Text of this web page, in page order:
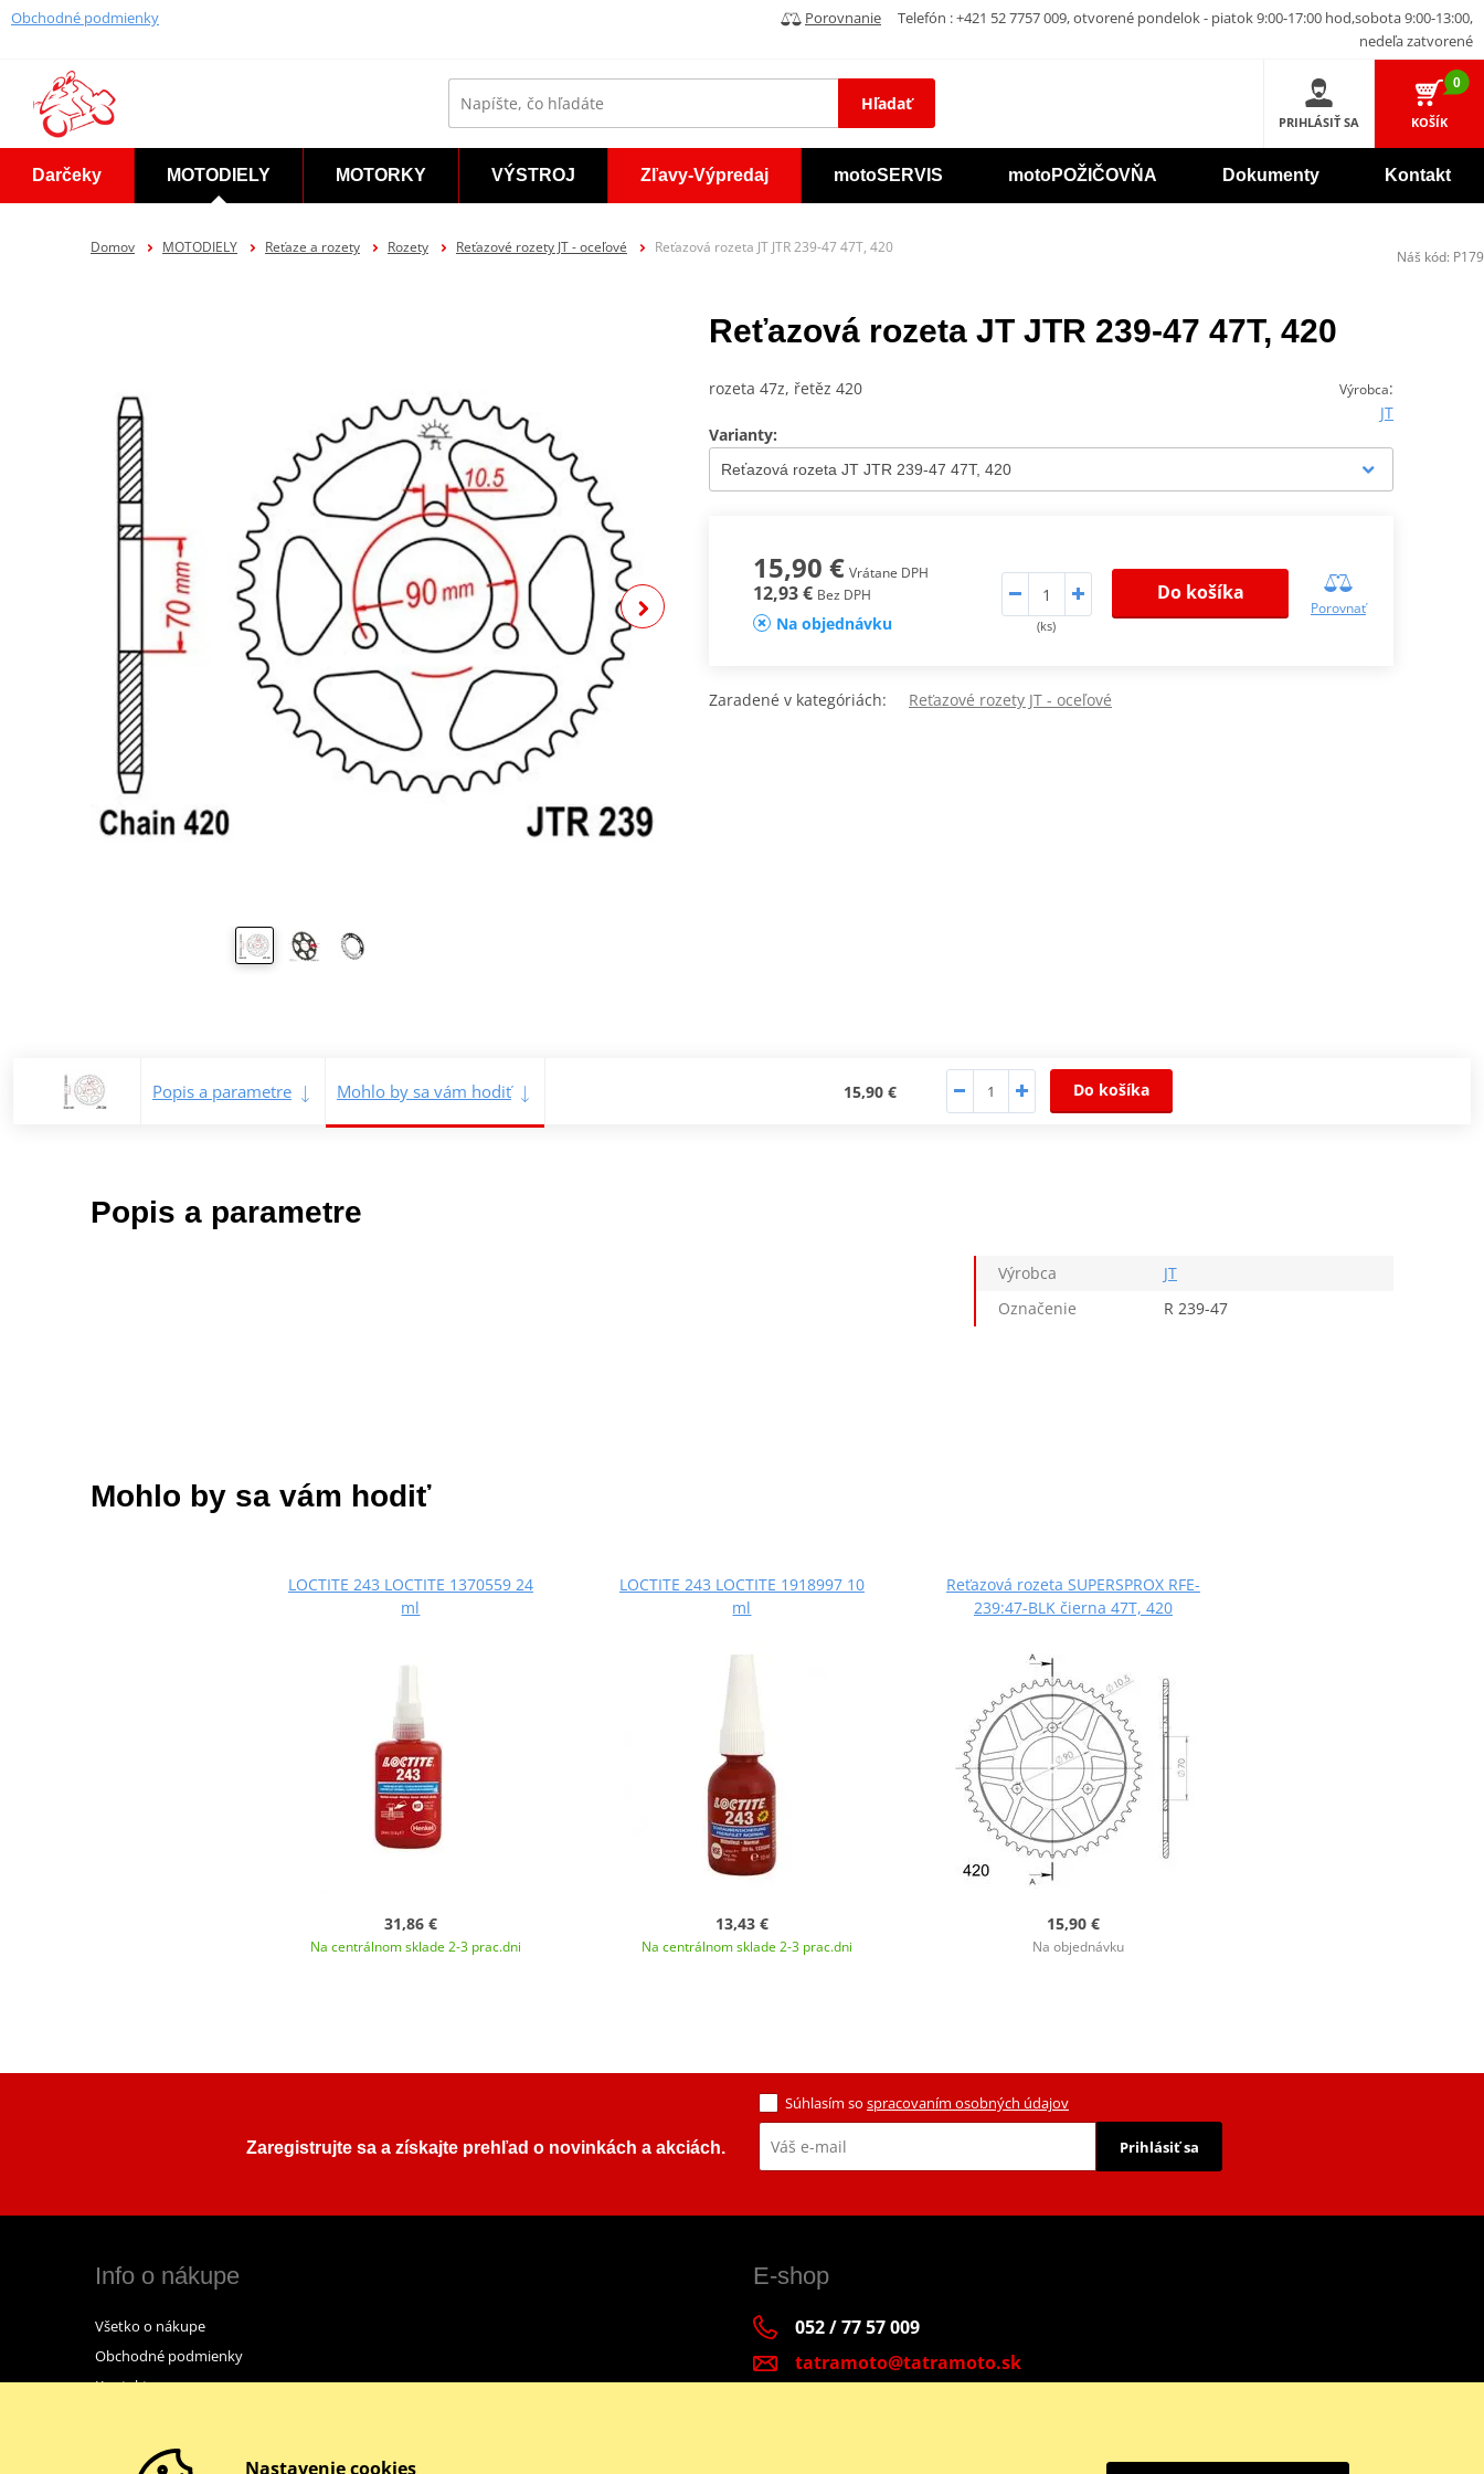
Obchodné podmienky Porovnanie
Telefón : +421 52 7757 009, otvorené pondelok - piatok 9:00-17:00 hod,sobota 9:00-13:00,
nedeľa zatvorené
Hľadať
PRIHLÁSIŤ SA
0
KOŠÍK
Darčeky MOTODIELY MOTORKY VÝSTROJ Zľavy-Výpredaj motoSERVIS motoPOŽIČOVŇA Dokumenty Kontakt
Domov MOTODIELY Reťaze a rozety Rozety Reťazové rozety JT - oceľové Reťazová rozeta JT JTR 239-47 47T, 420
Reťazová rozeta JT JTR 239-47 47T, 420
Výrobca:
JT
rozeta 47z, řetěz 420
Varianty:
15,90 € Vrátane DPH
12,93 € Bez DPH
Na objednávku (ks)
Do košíka
Porovnať
Zaradené v kategóriách: Reťazové rozety JT - oceľové
Popis a parametre Mohlo by sa vám hodiť 15,90 € Do košíka
Popis a parametre
Výrobca
JT
Označenie
R 239-47
Náš kód: P179
Mohlo by sa vám hodiť
LOCTITE 243 LOCTITE 1370559 24
ml
31,86 €
Na centrálnom sklade 2-3 prac.dni
LOCTITE 243 LOCTITE 1918997 10
ml
13,43 €
Na centrálnom sklade 2-3 prac.dni
Reťazová rozeta SUPERSPROX RFE-
239:47-BLK čierna 47T, 420
15,90 €
Na objednávku
Zaregistrujte sa a získajte prehľad o novinkách a akciách.
Súhlasím so spracovaním osobných údajov
Prihlásiť sa
Info o nákupe
Všetko o nákupe
Obchodné podmienky
Kontakt
E-shop
052 / 77 57 009
tatramoto@tatramoto.sk
Nastavenie cookies